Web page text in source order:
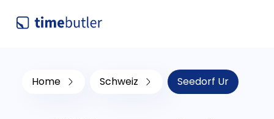
Home Schweiz Seedorf Ur